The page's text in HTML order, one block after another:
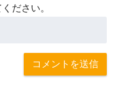
ださい。